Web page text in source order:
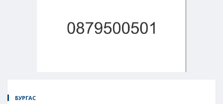
БУРГАС